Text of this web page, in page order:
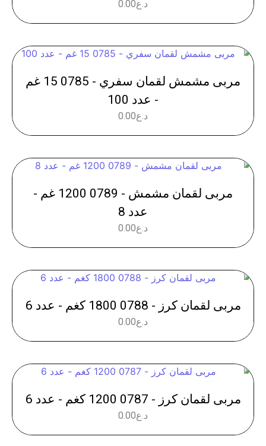
د.ع0.00
مربى مشمش لقمان سفري - 0785 15 غم
- عدد 100
د.ع0.00
مربى لقمان مشمش - 0789 1200 غم -
عدد 8
د.ع0.00
مربى لقمان كرز - 0788 1800 كغم - عدد 6
د.ع0.00
مربى لقمان كرز - 0787 1200 كغم - عدد 6
د.ع0.00